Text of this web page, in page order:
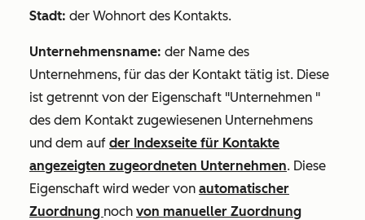
Stadt: der Wohnort des Kontakts.
Unternehmensname: der Name des
Unternehmens, für das der Kontakt tätig ist. Diese
ist getrennt von der Eigenschaft "Unternehmen "
des dem Kontakt zugewiesenen Unternehmens
und dem auf der Indexseite für Kontakte
angezeigten zugeordneten Unternehmen. Diese
Eigenschaft wird weder von automatischer
Zuordnung noch von manueller Zuordnung